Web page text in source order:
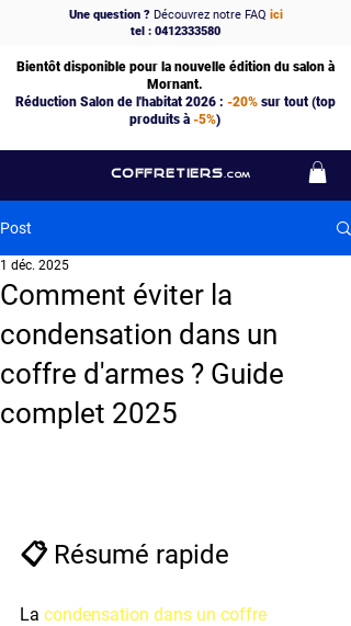
COFFRETIERS .COM
Une question ?Découvrez notre FAQ ici
tel : 0412333580
Bientôt disponible pour la nouvelle édition du salon à
Mornant.
Réduction Salon de l'habitat 2026 : -20%sur tout (top
produits à -5%)
Post
Comment éviter la
condensation dans un
coffre d'armes ? Guide
complet 2025
1 déc. 2025
📋 Résumé rapide
La condensation dans un coffre